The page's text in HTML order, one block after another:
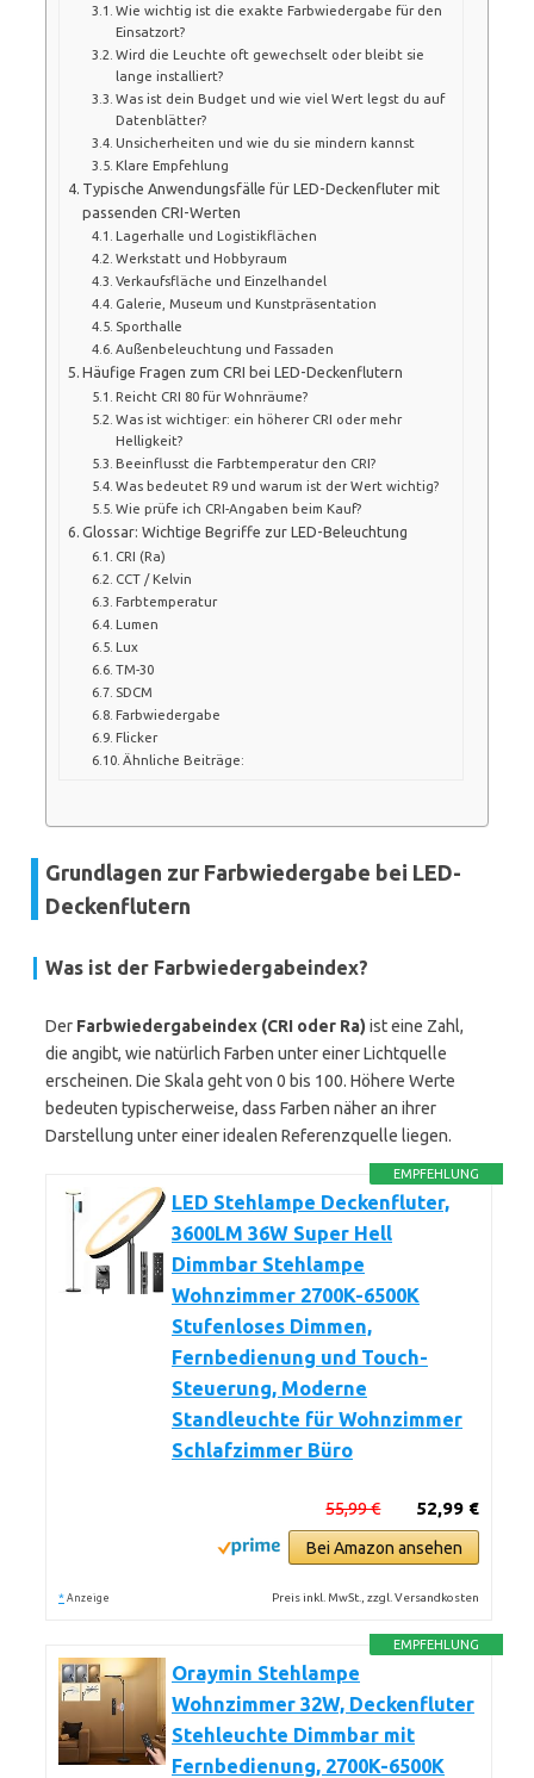
Wie wichtig ist die exakte Farbwiedergabe für den
Einsatzort?
Wird die Leuchte oft gewechselt oder bleibt sie
lange installiert?
Was ist dein Budget und wie viel Wert legst du auf
Datenblätter?
Unsicherheiten und wie du sie mindern kannst
Klare Empfehlung
Typische Anwendungsfälle für LED-Deckenfluter mit
passenden CRI-Werten
Lagerhalle und Logistikflächen
Werkstatt und Hobbyraum
Verkaufsfläche und Einzelhandel
Galerie, Museum und Kunstpräsentation
Sporthalle
Außenbeleuchtung und Fassaden
Häufige Fragen zum CRI bei LED-Deckenflutern
Reicht CRI 80 für Wohnräume?
Was ist wichtiger: ein höherer CRI oder mehr
Helligkeit?
Beeinflusst die Farbtemperatur den CRI?
Was bedeutet R9 und warum ist der Wert wichtig?
Wie prüfe ich CRI-Angaben beim Kauf?
Glossar: Wichtige Begriffe zur LED-Beleuchtung
CRI (Ra)
CCT / Kelvin
Farbtemperatur
Lumen
Lux
TM-30
SDCM
Farbwiedergabe
Flicker
Ähnliche Beiträge:
Grundlagen zur Farbwiedergabe bei LED-
Deckenflutern
Was ist der Farbwiedergabeindex?
Der Farbwiedergabeindex (CRI oder Ra) ist eine Zahl,
die angibt, wie natürlich Farben unter einer Lichtquelle
erscheinen. Die Skala geht von 0 bis 100. Höhere Werte
bedeuten typischerweise, dass Farben näher an ihrer
Darstellung unter einer idealen Referenzquelle liegen.
EMPFEHLUNG
LED Stehlampe Deckenfluter,
3600LM 36W Super Hell
Dimmbar Stehlampe
Wohnzimmer 2700K-6500K
Stufenloses Dimmen,
Fernbedienung und Touch-
Steuerung, Moderne
Standleuchte für Wohnzimmer
Schlafzimmer Büro
52,99 €
55,99 €
Bei Amazon ansehen
* Anzeige Preis inkl. MwSt., zzgl. Versandkosten
EMPFEHLUNG
Oraymin Stehlampe
Wohnzimmer 32W, Deckenfluter
Stehleuchte Dimmbar mit
Fernbedienung, 2700K-6500K